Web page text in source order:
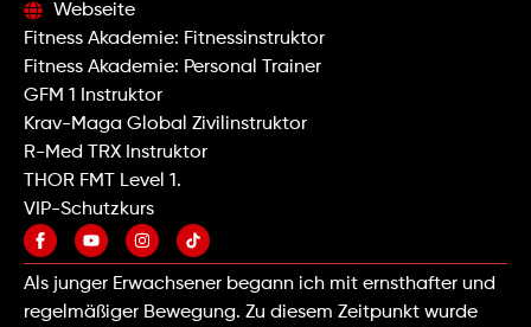
Webseite
Fitness Akademie: Fitnessinstruktor
Fitness Akademie: Personal Trainer
GFM 1 Instruktor
Krav-Maga Global Zivilinstruktor
R-Med TRX Instruktor
THOR FMT Level 1.
VIP-Schutzkurs
Als junger Erwachsener begann ich mit ernsthafter und
regelmäßiger Bewegung. Zu diesem Zeitpunkt wurde